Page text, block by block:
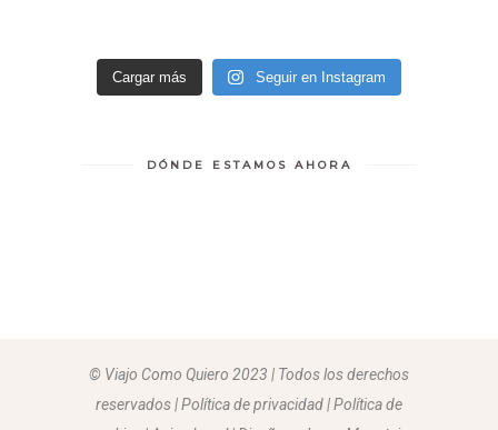
Cargar más Seguir en Instagram
DÓNDE ESTAMOS AHORA
© Viajo Como Quiero 2023 | Todos los derechos
reservados | Política de privacidad | Política de